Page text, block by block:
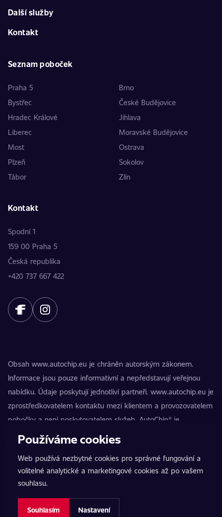
Další služby
Kontakt
Seznam poboček
Praha 5
Brno
Bystřec
České Budějovice
Hradec Králové
Jihlava
Liberec
Moravské Budějovice
Most
Ostrava
Plzeň
Sokolov
Tábor
Zlín
Kontakt
Spodní 1
159 00 Praha 5
Česká republika
+420 737 667 422
Obsah www.autochip.eu je chráněn autorským zákonem.
Informace jsou pouze informativní a nepředstavují veřejnou
nabídku. Údaje poskytují jednotliví partneři. www.autochip.eu je
zprostředkovatelem kontaktu mezi klientem a provozovatelem
pobočky a není poskytovatelem služeb. AutoChip® je
registrovaná ochranná známka Petra Kučery. Úpravy, které
nezpůsobilosti vozidla k provozu na pozemních komunikacích.
Přesné informace poskytuje vždy konkrétní provozovatel
pobočky.
Nastavení cookies
Používáme cookies
Web používá nezbytné cookies pro správné fungování a
volitelné analytické a marketingové cookies až po vašem
souhlasu.
Souhlasím Nastavení